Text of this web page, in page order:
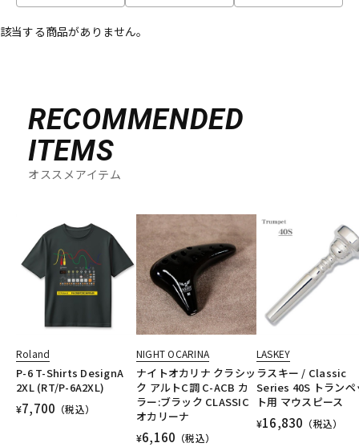
ベース
キーボード
アンプ エフェクター
DTM
DTM オンライン納品 レコーディング機器
配信/ライブ機器
該当する商品がありません。
RECOMMENDED
ITEMS
オススメアイテム
Roland
P-6 T-Shirts DesignA
2XL (RT/P-6A2XL)
¥7,700 （税込）
NIGHT OCARINA
ナイトオカリナ クラシッ
ク アルトC調 C-ACB カ
ラー:ブラック CLASSIC
オカリーナ
¥6,160 （税込）
LASKEY
ラスキー / Classic
Series 40S トランペ
ト用 マウスピース
¥16,830 （税込）